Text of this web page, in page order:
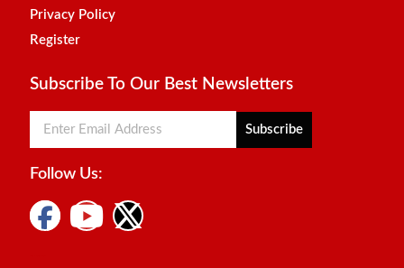
Privacy Policy
Register
Subscribe To Our Best Newsletters
Subscribe
Follow Us: